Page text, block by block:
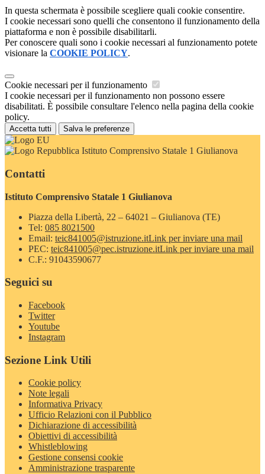
In questa schermata è possibile scegliere quali cookie consentire.
I cookie necessari sono quelli che consentono il funzionamento della
piattaforma e non è possibile disabilitarli.
Per conoscere quali sono i cookie necessari al funzionamento potete
visionare la COOKIE POLICY.
Cookie necessari per il funzionamento
I cookie necessari per il funzionamento non possono essere
disabilitati. È possibile consultare l'elenco nella pagina della cookie
policy.
Accetta tutti Salva le preferenze
Istituto Comprensivo Statale 1 Giulianova
Contatti
Istituto Comprensivo Statale 1 Giulianova
Piazza della Libertà, 22 – 64021 – Giulianova (TE)
Tel: 085 8021500
Email: teic841005@istruzione.itLink per inviare una mail
PEC: teic841005@pec.istruzione.itLink per inviare una mail
C.F.: 91043590677
Seguici su
Facebook
Twitter
Youtube
Instagram
Sezione Link Utili
Cookie policy
Note legali
Informativa Privacy
Ufficio Relazioni con il Pubblico
Dichiarazione di accessibilità
Obiettivi di accessibilità
Whistleblowing
Gestione consensi cookie
Amministrazione trasparente